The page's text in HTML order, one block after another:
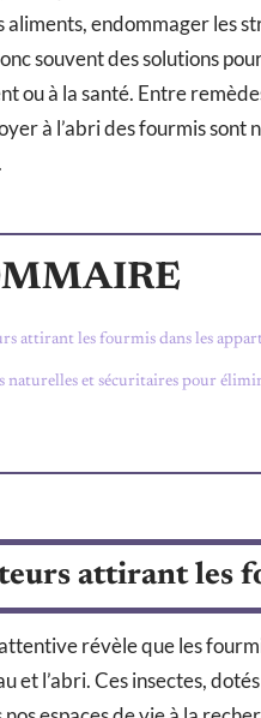
aliments, endommager les
souvent des solutions
ou à la santé. Entre
à l’abri des fourmis sont
attirant les fourmis dans les
naturelles et sécuritaires pour
attirant les
révèle que les
et l’abri. Ces insectes,